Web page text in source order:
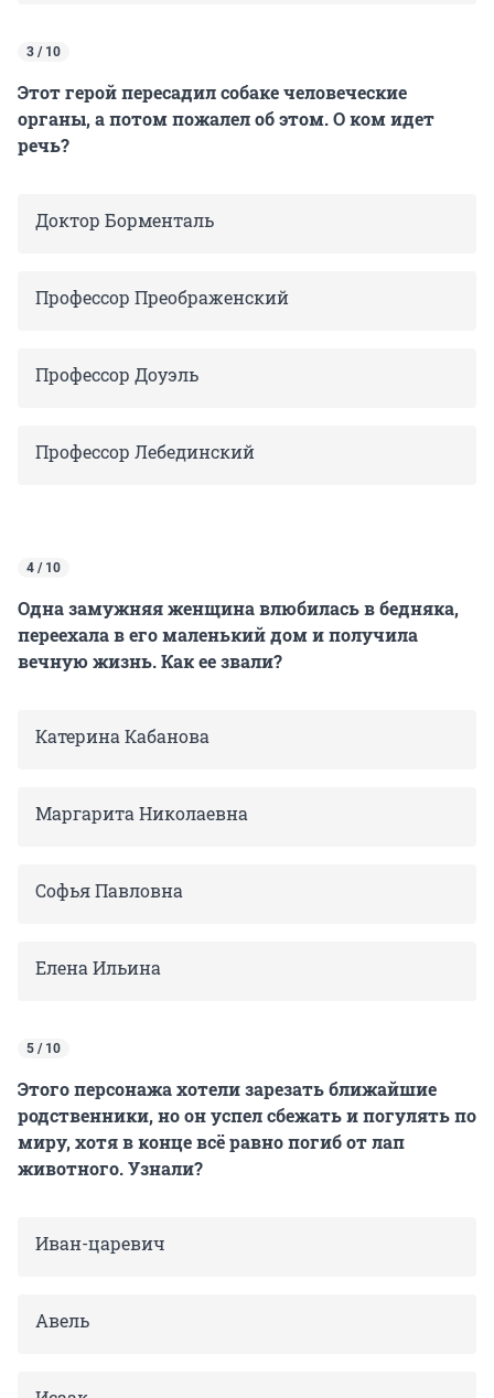
3 / 10
Этот герой пересадил собаке человеческие
органы, а потом пожалел об этом. О ком идет
речь?
Доктор Борменталь
Профессор Преображенский
Профессор Доуэль
Профессор Лебединский
4 / 10
Одна замужняя женщина влюбилась в бедняка,
переехала в его маленький дом и получила
вечную жизнь. Как ее звали?
Катерина Кабанова
Маргарита Николаевна
Софья Павловна
Елена Ильина
5 / 10
Этого персонажа хотели зарезать ближайшие
родственники, но он успел сбежать и погулять по
миру, хотя в конце всё равно погиб от лап
животного. Узнали?
Иван-царевич
Авель